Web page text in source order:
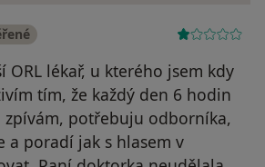
ORL lékař, u kterého jsem kdy
tím, že každý den 6 hodin
zpívám, potřebuju odborníka,
a poradí jak s hlasem v